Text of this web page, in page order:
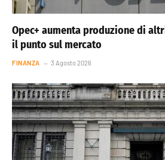
Opec+ aumenta produzione di
il punto sul mercato
FINANZA 3 Agosto 2026